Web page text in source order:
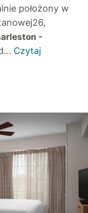
położony w
-
... Czytaj